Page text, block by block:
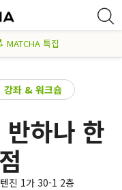
MATCHA 특집
강좌 & 워크숍
하나 한
진 1가 30-1 2층